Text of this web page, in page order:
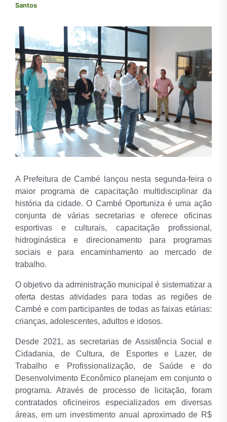
Santos
A Prefeitura de Cambé lançou nesta segunda-feira o
maior programa de capacitação multidisciplinar da
história da cidade. O Cambé Oportuniza é uma ação
conjunta de várias secretarias e oferece oficinas
esportivas e culturais, capacitação profissional,
hidroginástica e direcionamento para programas
sociais e para encaminhamento ao mercado de
trabalho.
O objetivo da administração municipal é sistematizar a
oferta destas atividades para todas as regiões de
Cambé e com participantes de todas as faixas etárias:
crianças, adolescentes, adultos e idosos.
Desde 2021, as secretarias de Assistência Social e
Cidadania, de Cultura, de Esportes e Lazer, de
Trabalho e Profissionalização, de Saúde e do
Desenvolvimento Econômico planejam em conjunto o
programa. Através de processo de licitação, foram
contratados oficineiros especializados em diversas
áreas, em um investimento anual aproximado de R$